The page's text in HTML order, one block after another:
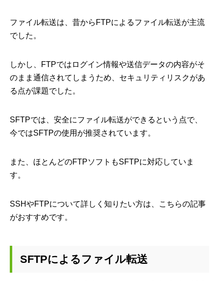
ファイル転送は、昔からFTPによるファイル転送が主流
でした。
しかし、FTPではログイン情報や送信データの内容がそ
のまま通信されてしまうため、セキュリティリスクがあ
る点が課題でした。
SFTPでは、安全にファイル転送ができるという点で、
今ではSFTPの使用が推奨されています。
また、ほとんどのFTPソフトもSFTPに対応していま
す。
SSHやFTPについて詳しく知りたい方は、こちらの記事
がおすすめです。
SFTPによるファイル転送